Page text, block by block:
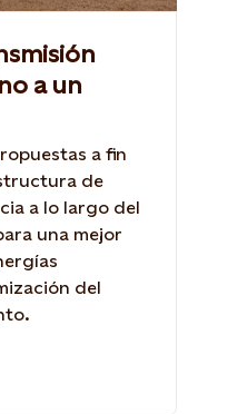
a un
a fin
de
a lo largo del
una mejor
del